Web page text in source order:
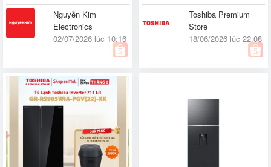
Nguyễn Kim
Electronics
02/07/2026 lúc 10:16
Toshiba Premium
Store
18/06/2026 lúc 22:08